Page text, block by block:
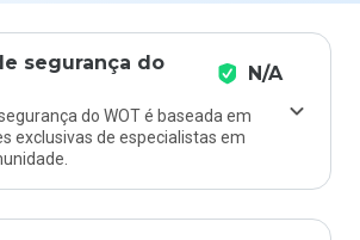
segurança do
N/A
do WOT é baseada em
exclusivas de especialistas em